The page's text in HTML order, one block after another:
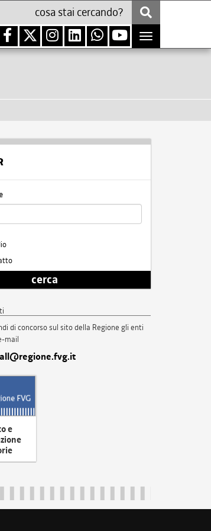
Toggle
navigation
cerca
di concorso sul sito della Regione gli enti
mail
e